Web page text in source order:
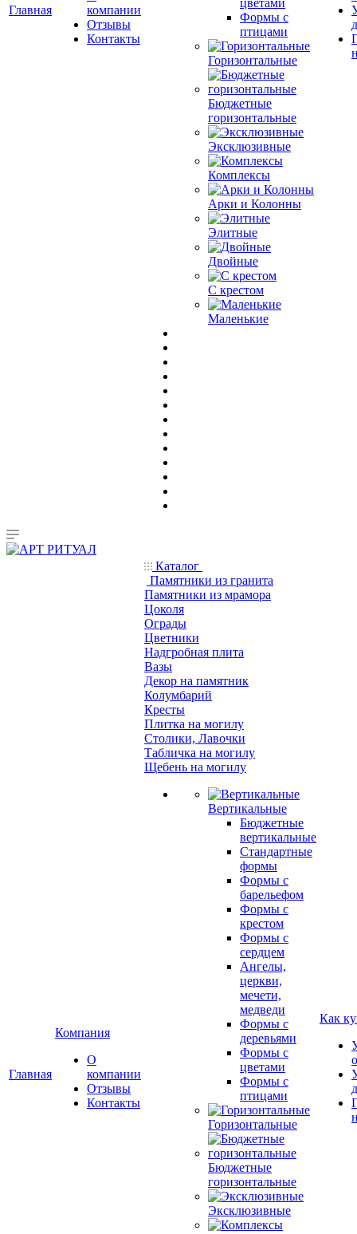
Главная
компании
Отзывы
Контакты
цветами
Формы с
птицами
Горизонтальные
Бюджетные
горизонтальные
Эксклюзивные
Комплексы
Арки и Колонны
Элитные
Двойные
С крестом
Маленькие
Главная
Компания
О
компании
Отзывы
Контакты
Каталог
Памятники из гранита
Памятники из мрамора
Цоколя
Ограды
Цветники
Надгробная плита
Вазы
Декор на памятник
Колумбарий
Кресты
Плитка на могилу
Столики, Лавочки
Табличка на могилу
Щебень на могилу
Вертикальные
Бюджетные
вертикальные
Стандартные
формы
Формы с
барельефом
Формы с
крестом
Формы с
сердцем
Ангелы,
церкви,
мечети,
медведи
Формы с
деревьями
Формы с
цветами
Формы с
птицами
Горизонтальные
Бюджетные
горизонтальные
Эксклюзивные
Как